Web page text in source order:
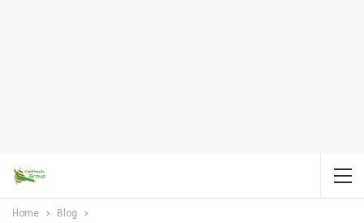
Home Blog